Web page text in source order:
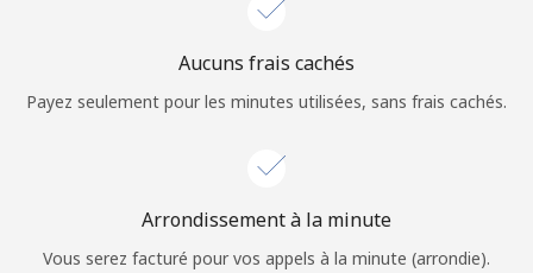
Login
ou
Continue avec
Aucuns frais cachés
Payez seulement pour les minutes utilisées, sans frais cachés.
Arrondissement à la minute
Vous serez facturé pour vos appels à la minute (arrondie).